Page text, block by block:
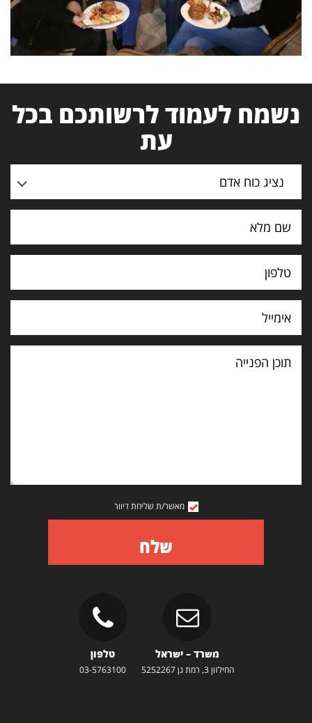
נשמח לעמוד לרשותכם בכל
עת
נציג כוח אדם
תוכן
הפנייה
מאשר/ת שליחת דיוור
שלח
משרד – ישראל
החילזון 3, רמת גן 5252267
טלפון
03-5763100